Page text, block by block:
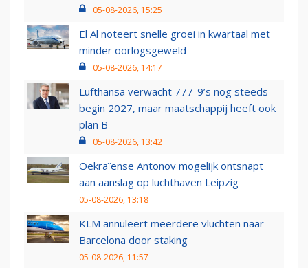
05-08-2026, 15:25
El Al noteert snelle groei in kwartaal met
minder oorlogsgeweld
05-08-2026, 14:17
Lufthansa verwacht 777-9’s nog steeds
begin 2027, maar maatschappij heeft ook
plan B
05-08-2026, 13:42
Oekraïense Antonov mogelijk ontsnapt
aan aanslag op luchthaven Leipzig
05-08-2026, 13:18
KLM annuleert meerdere vluchten naar
Barcelona door staking
05-08-2026, 11:57